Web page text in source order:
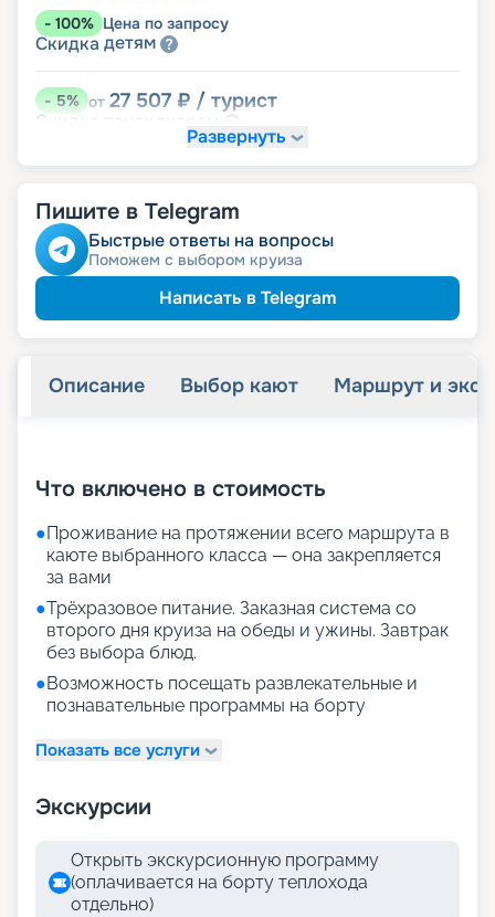
- 100% Цена по запросу
Скидка детям
-5% от 27 507 ₽ / турист
Скидка
Развернуть
Пишите в Telegram
Быстрые ответы на вопросы
Поможем с выбором круиза
Написать в Telegram
Описание Выбор кают Маршрут и
Что включено в стоимость
●Проживание на протяжении всего маршрута в
каюте выбранного класса — она закрепляется
за вами
●Трёхразовое питание. Заказная система со
второго дня круиза на обеды и ужины. Завтрак
без выбора блюд.
●Возможность посещать развлекательные и
познавательные программы на борту
Показать все услуги
Экскурсии
Открыть экскурсионную программу
(оплачивается на борту теплохода
отдельно)